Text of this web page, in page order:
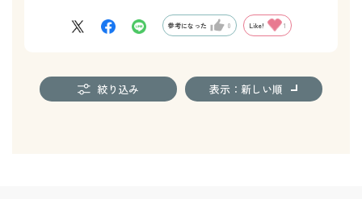
普及していません。
もっとこの便利さを、表に出したら良いのに、と思います。で、
参考になった 0 Like! 1
絞り込み 表示：新しい順